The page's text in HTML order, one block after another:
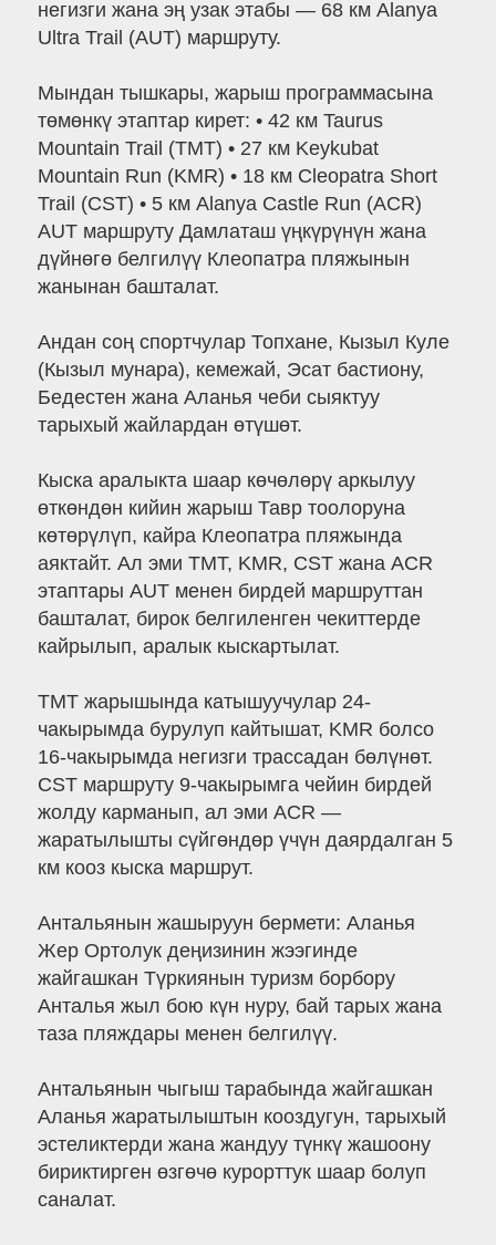
негизги жана эң узак этабы — 68 км Alanya
Ultra Trail (AUT) маршруту.
Мындан тышкары, жарыш программасына
төмөнкү этаптар кирет: • 42 км Taurus
Mountain Trail (TMT) • 27 км Keykubat
Mountain Run (KMR) • 18 км Cleopatra Short
Trail (CST) • 5 км Alanya Castle Run (ACR)
AUT маршруту Дамлаташ үңкүрүнүн жана
дүйнөгө белгилүү Клеопатра пляжынын
жанынан башталат.
Андан соң спортчулар Топхане, Кызыл Куле
(Кызыл мунара), кемежай, Эсат бастиону,
Бедестен жана Аланья чеби сыяктуу
тарыхый жайлардан өтүшөт.
Кыска аралыкта шаар көчөлөрү аркылуу
өткөндөн кийин жарыш Тавр тоолоруна
көтөрүлүп, кайра Клеопатра пляжында
аяктайт. Ал эми TMT, KMR, CST жана ACR
этаптары AUT менен бирдей маршруттан
башталат, бирок белгиленген чекиттерде
кайрылып, аралык кыскартылат.
TMT жарышында катышуучулар 24-
чакырымда бурулуп кайтышат, KMR болсо
16-чакырымда негизги трассадан бөлүнөт.
CST маршруту 9-чакырымга чейин бирдей
жолду карманып, ал эми ACR —
жаратылышты сүйгөндөр үчүн даярдалган 5
км кооз кыска маршрут.
Антальянын жашыруун бермети: Аланья
Жер Ортолук деңизинин жээгинде
жайгашкан Түркиянын туризм борбору
Анталья жыл бою күн нуру, бай тарых жана
таза пляждары менен белгилүү.
Антальянын чыгыш тарабында жайгашкан
Аланья жаратылыштын кооздугун, тарыхый
эстеликтерди жана жандуу түнкү жашоону
бириктирген өзгөчө курорттук шаар болуп
саналат.